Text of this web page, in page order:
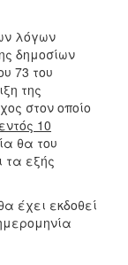
λόγων
δημοσίων
73 του
της
στον οποίο
εντός 10
θα του
τα εξής
έχει εκδοθεί